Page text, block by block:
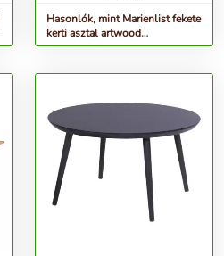
Hasonlók, mint Marienlist fekete
kerti asztal artwood
asztallappal, 190 x 115 cm -